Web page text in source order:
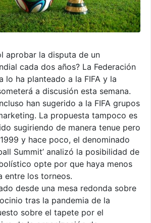
aprobar la disputa de un
cada dos años? La Federación
lo ha planteado a la FIFA y la
a discusión esta semana.
han sugerido a la FIFA grupos
La propuesta tampoco es
sugiriendo de manera tenue pero
y hace poco, el denominado
Summit’ analizó la posibilidad de
opte por que haya menos
entre los torneos.
desde una mesa redonda sobre
tras la pandemia de la
sobre el tapete por el